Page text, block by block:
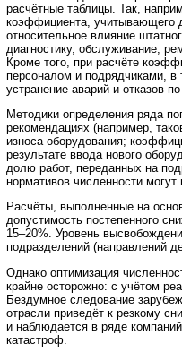
расчётные таблицы. Так,
коэффициента, учитывающего
относительное влияние
диагностику, обслуживание,
Кроме того, при расчёте
персоналом и подрядчиками, в
устранение аварий и отказов
Методики определения ряда
рекомендациях (например,
износа оборудования;
результате ввода нового
долю работ, переданных на
нормативов численности
Расчёты, выполненные на
допустимость постепенного
15–20%. Уровень
подразделений (направлений
Однако оптимизация
крайне осторожно: с учётом
Бездумное следование
отрасли приведёт к резкому
и наблюдается в ряде
катастроф.